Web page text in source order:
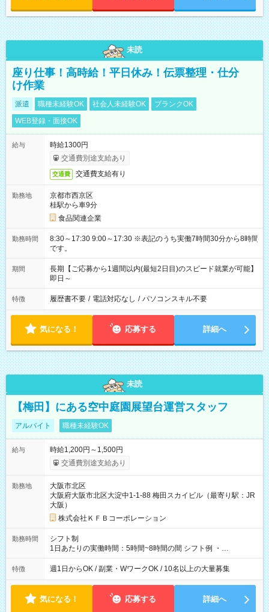
未読
座り仕事！高時給！平日休み！伝票整理・仕分
け作業
派遣 職種未経験OK 社会人未経験OK
ブランクOK
WEB登録・面接OK
給与
時給1300円
交通費別途支給あり
交通費 交通費支給有り
勤務地
京都市西京区
桂駅から車9分
食品関連企業
勤務時間
8:30～17:30 9:00～17:30 ※表記のうち実働7時間30分から8時間
です。
期間
長期【ご応募から1週間以内(最短2日目)のスピード就業が可能】
即日～
特徴 履歴書不要 / 電話対応なし / パソコンスキル不要
気になる！ 応募する 詳細へ
未読
【梅田】にある空中庭園展望台運営スタッフ
アルバイト 職種未経験OK
給与
時給1,200円～1,500円
交通費別途支給あり
勤務地
大阪市北区
大阪府大阪市北区大淀中1-1-88 梅田スカイビル（最寄り駅：JR
大阪）
株式会社ＫＦＢコーポレーション
勤務時間
シフト制
1日あたりの実働時間：5時間~8時間の間 シフト例 ・
9:30~18:00 実働7.5時間 ・9:30~14:30 実働5時間 ・
16:00~21:30 実働5.5時間
特徴 週1日からOK / 副業・WワークOK / 10名以上の大量募集
気になる！ 応募する 詳細へ